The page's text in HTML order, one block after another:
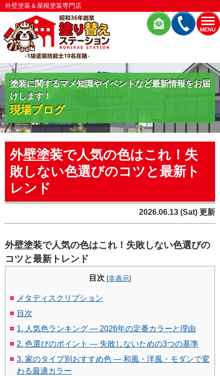
MENU
外壁塗装＆屋根塗装専門店
塗装に関するマメ知識やイベントなど最新情報をお届
けします！
現場ブログ
外壁塗装で人気の色はこれ！失
敗しない色選びのコツと最新ト
レンド
2026.06.13 (Sat) 更新
外壁塗装で人気の色はこれ！失敗しない色選びの
コツと最新トレンド
目次 [非表示]
メタディスクリプション
目次
1. 人気色ランキング — 2026年の定番カラーと理由
2. 色選びのポイント — 失敗しないための3つの基準
3. 家のタイプ別おすすめ色 — 和風・洋風・モダンで変
わる最適カラー